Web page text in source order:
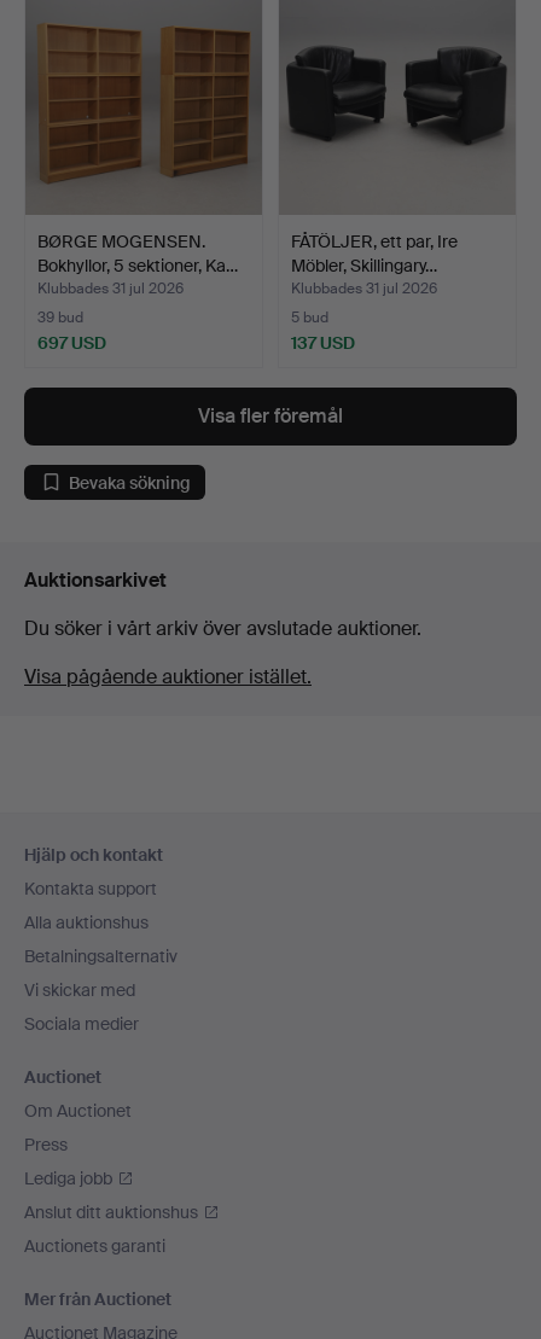
BØRGE MOGENSEN.
Bokhyllor, 5 sektioner, Ka…
Klubbades 31 jul 2026
39 bud
697 USD
FÅTÖLJER, ett par, Ire
Möbler, Skillingary…
Klubbades 31 jul 2026
5 bud
137 USD
Visa fler föremål
Bevaka sökning
Auktionsarkivet
Du söker i vårt arkiv över avslutade auktioner.
Visa pågående auktioner istället.
Hjälp och kontakt
Kontakta support
Alla auktionshus
Betalningsalternativ
Vi skickar med
Sociala medier
Auctionet
Om Auctionet
Press
Lediga jobb
Anslut ditt auktionshus
Auctionets garanti
Mer från Auctionet
Auctionet Magazine